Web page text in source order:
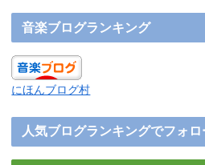
音楽ブログランキング
にほんブログ村
人気ブログランキングでフォロ